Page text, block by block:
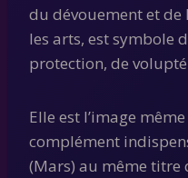
du dévouement et de
les arts, est symbole
protection, de
Elle est l’image
complément
(Mars) au même titre